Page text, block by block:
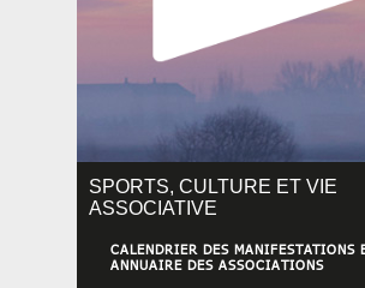
SPORTS, CULTURE ET VIE
ASSOCIATIVE
CALENDRIER DES MANIFESTATIONS
ANNUAIRE DES ASSOCIATIONS